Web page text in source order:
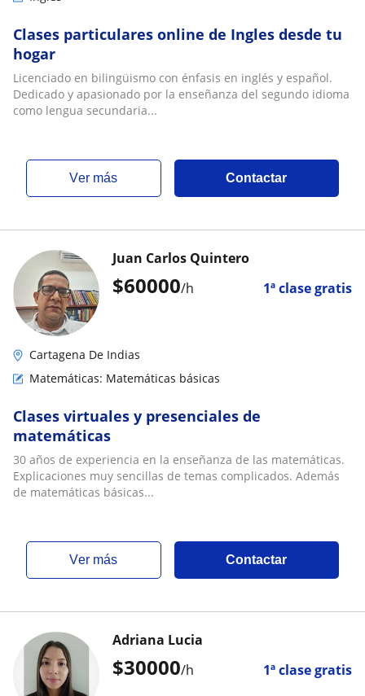
Clases particulares online de Ingles desde tu
hogar
Licenciado en bilingüismo con énfasis en inglés y español.
Dedicado y apasionado por la enseñanza del segundo idioma
como lengua secundaria...
ver más Contactar
$60000/h 1ª clase gratis
Juan Carlos Quintero
Cartagena De Indias
Matemáticas: Matemáticas básicas
Clases virtuales y presenciales de
matemáticas
30 años de experiencia en la enseñanza de las matemáticas.
Explicaciones muy sencillas de temas complicados. Además
de matemáticas básicas...
ver más Contactar
$30000/h 1ª clase gratis
Adriana Lucia